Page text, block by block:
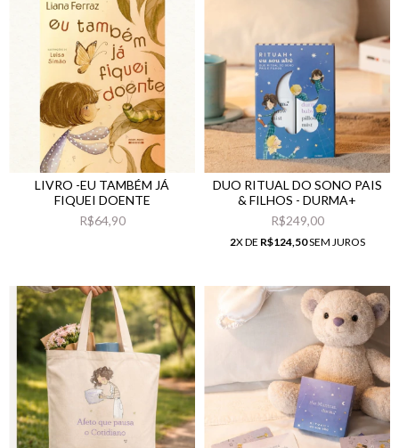
LIVRO -EU TAMBÉM JÁ
FIQUEI DOENTE
R$64,90
DUO RITUAL DO SONO PAIS
& FILHOS - DURMA+
R$249,00
2X DE R$124,50SEM JUROS